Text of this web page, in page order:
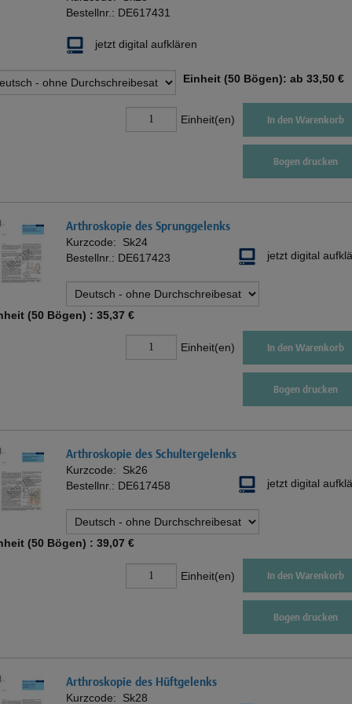
Bestellnr.: DE617431
jetzt digital aufklären
Einheit (50 Bögen): ab 33,50 €
Einheit(en) In den Warenkorb
Bogen drucken
Arthroskopie des Sprunggelenks
Kurzcode: Sk24
Bestellnr.: DE617423 jetzt digital
(50 Bögen) : 35,37 €
Einheit(en) In den Warenkorb
Bogen drucken
Arthroskopie des Schultergelenks
Kurzcode: Sk26
Bestellnr.: DE617458 jetzt digital
(50 Bögen) : 39,07 €
Einheit(en) In den Warenkorb
Bogen drucken
Arthroskopie des Hüftgelenks
Kurzcode: Sk28